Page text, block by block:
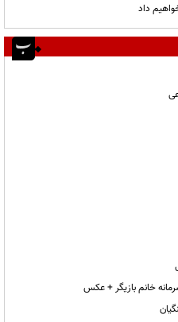
داد
خانم بازیگر + عکس